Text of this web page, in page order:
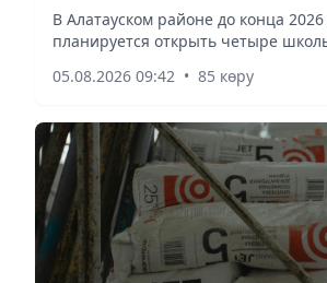
завершат крупные
инфраструктурные
В Алатауском районе до конца 2026
планируется открыть четыре
акимате района, – сообщает
05.08.2026 09:42 • 85 көру